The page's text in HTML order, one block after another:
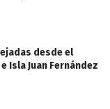
desde el
Isla Juan Fernández